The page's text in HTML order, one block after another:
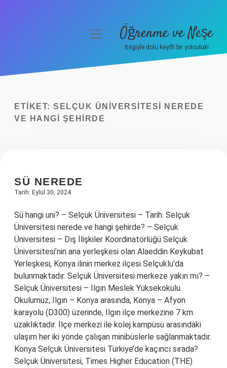
Yasal Uyarı
menüyüÖğrenme ve Neşe
Bilgiyle dolu keyifli bir yolculuk!
ETIKET: SELÇUK ÜNIVERSITESI NEREDE
VE HANGI ŞEHIRDE
SÜ NEREDE
Tarih: Eylül 30, 2024
Sü hangi uni? – Selçuk Üniversitesi – Tarih. Selçuk
Üniversitesi nerede ve hangi şehirde? – Selçuk
Üniversitesi – Dış İlişkiler Koordinatörlüğü Selçuk
Üniversitesi’nin ana yerleşkesi olan Alaeddin Keykubat
Yerleşkesi, Konya ilinin merkez ilçesi Selçuklu’da
bulunmaktadır. Selçuk Üniversitesi merkeze yakın mı? –
Selçuk Üniversitesi – Ilgın Meslek Yüksekokulu.
Okulumuz; Ilgın – Konya arasında, Konya – Afyon
karayolu (D300) üzerinde, Ilgın ilçe merkezine 7 km.
uzaklıktadır. İlçe merkezi ile kolej kampüsü arasındaki
ulaşım her iki yönde çalışan minibüslerle sağlanmaktadır.
Konya Selçuk Üniversitesi Türkiye’de kaçıncı sırada?
Selçuk Üniversitesi, Times Higher Education (THE)